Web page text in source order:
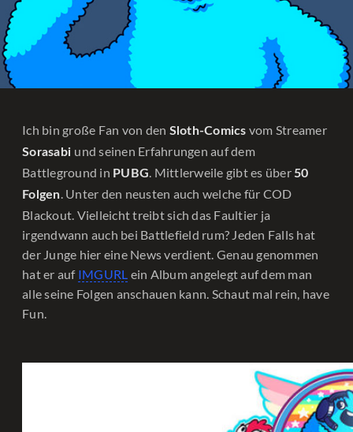
Ich bin große Fan von den Sloth-Comics vom Streamer
Sorasabi und seinen Erfahrungen auf dem
Battleground in PUBG. Mittlerweile gibt es über 50
Folgen. Unter den neusten auch welche für COD
Blackout. Vielleicht treibt sich das Faultier ja
irgendwann auch bei Battlefield rum? Jeden Falls hat
der Junge hier eine News verdient. Genau genommen
hat er auf IMGURL ein Album angelegt auf dem man
alle seine Folgen anschauen kann. Schaut mal rein, have
Fun.